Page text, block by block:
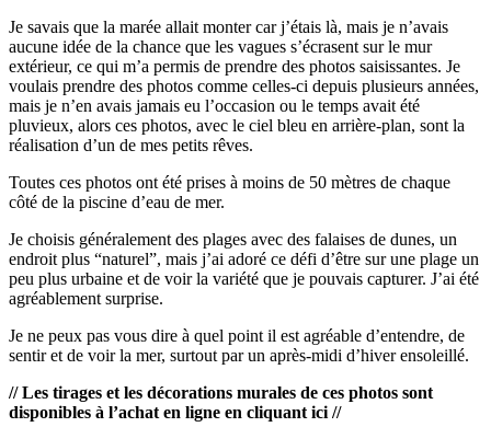
Je savais que la marée allait monter car j’étais là, mais je n’avais
aucune idée de la chance que les vagues s’écrasent sur le mur
extérieur, ce qui m’a permis de prendre des photos saisissantes. Je
voulais prendre des photos comme celles-ci depuis plusieurs années,
mais je n’en avais jamais eu l’occasion ou le temps avait été
pluvieux, alors ces photos, avec le ciel bleu en arrière-plan, sont la
réalisation d’un de mes petits rêves.
Toutes ces photos ont été prises à moins de 50 mètres de chaque
côté de la piscine d’eau de mer.
Je choisis généralement des plages avec des falaises de dunes, un
endroit plus “naturel”, mais j’ai adoré ce défi d’être sur une plage un
peu plus urbaine et de voir la variété que je pouvais capturer. J’ai été
agréablement surprise.
Je ne peux pas vous dire à quel point il est agréable d’entendre, de
sentir et de voir la mer, surtout par un après-midi d’hiver ensoleillé.
// Les tirages et les décorations murales de ces photos sont
disponibles à l’achat en ligne en cliquant ici //